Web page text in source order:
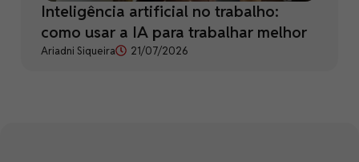
Inteligência artificial no trabalho:
como usar a IA para trabalhar melhor
Ariadni Siqueira 21/07/2026